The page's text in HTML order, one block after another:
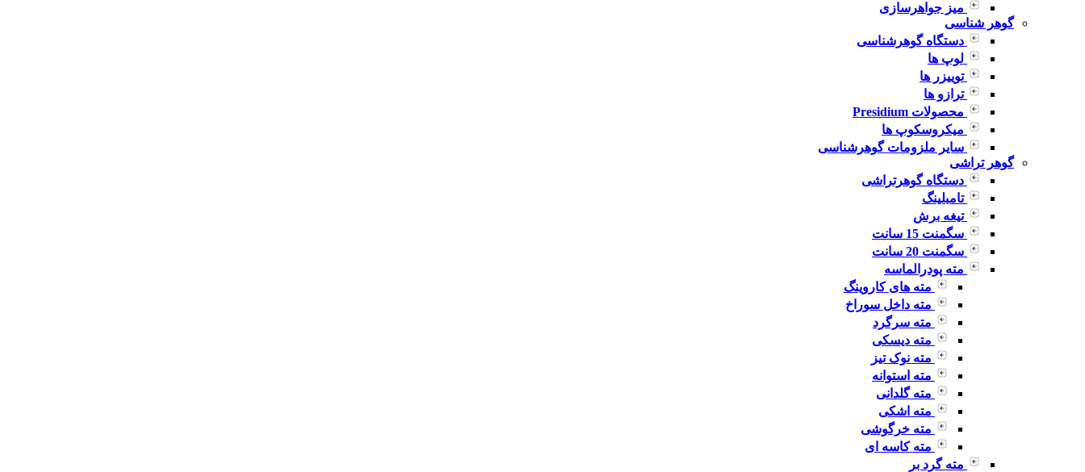
میز جواهرسازی
گوهر شناسی
دستگاه گوهرشناسی
لوپ ها
توییزر ها
ترازو ها
محصولات Presidium
میکروسکوپ ها
سایر ملزومات گوهرشناسی
گوهر تراشی
دستگاه گوهرتراشی
تامبلینگ
تیغه برش
سگمنت 15 سانت
سگمنت 20 سانت
مته پودرالماسه
مته های کاروینگ
مته داخل سوراخ
مته سرگرد
مته دیسکی
مته نوک تیز
مته استوانه
مته گلدانی
مته اشکی
مته خرگوشی
مته کاسه ای
مته گرد بر